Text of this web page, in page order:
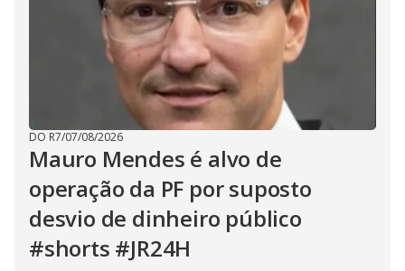
DO R7/07/08/2026
Mauro Mendes é alvo de
operação da PF por suposto
desvio de dinheiro público
#shorts #JR24H